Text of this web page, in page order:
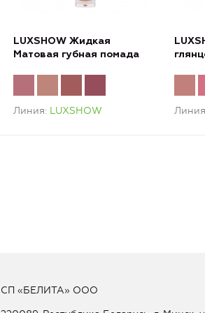
LUXSHOW Жидкая
Матовая губная помада
Линия LUXSHOW Линия
СП «БЕЛИТА» ООО